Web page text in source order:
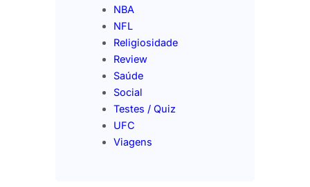
NBA
NFL
Religiosidade
Review
Saúde
Social
Testes / Quiz
UFC
Viagens